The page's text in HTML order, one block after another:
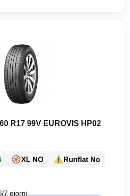
R17 99V EUROVIS HP02
🛞XL NO ⚠️Runflat No
7 giorni